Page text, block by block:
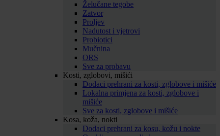
Želučane tegobe
Zatvor
Proljev
Nadutost i vjetrovi
Probiotici
Mučnina
ORS
Sve za probavu
Kosti, zglobovi, mišići
Dodaci prehrani za kosti, zglobove i mišiće
Lokalna primjena za kosti, zglobove i
mišiće
Sve za kosti, zglobove i mišiće
Kosa, koža, nokti
Dodaci prehrani za kosu, kožu i nokte